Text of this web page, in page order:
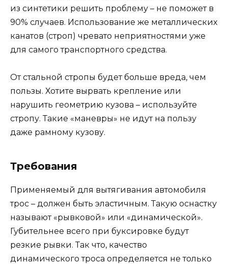
из синтетики решить проблему – не поможет в
90% случаев. Использование же металлических
канатов (строп) чревато неприятностями уже
для самого транспортного средства.
От стальной стропы будет больше вреда, чем
пользы. Хотите вырвать крепление или
нарушить геометрию кузова – используйте
стропу. Такие «маневры» не идут на пользу
даже рамному кузову.
Требования
Применяемый для вытягивания автомобиля
трос – должен быть эластичным. Такую оснастку
называют «рывковой» или «динамической».
Губительнее всего при буксировке будут
резкие рывки. Так что, качество
динамического троса определяется не только